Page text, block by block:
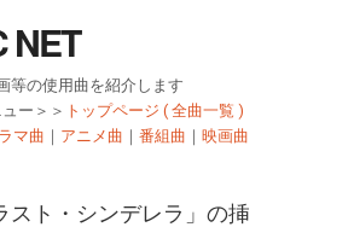
NET
等の使用曲を紹介します
ー＞＞ トップページ ( 全曲一覧 )
マ曲 ｜ アニメ曲 ｜ 番組曲 ｜ 映画曲
スト・シンデレラ」の挿